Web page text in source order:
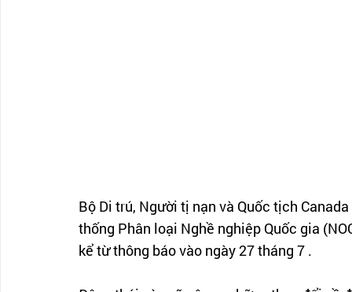
Bộ Di trú, Người tị nạn và Quốc tịch
thống Phân loại Nghề nghiệp Quốc gia
kể từ thông báo vào ngày 27 tháng 7 .